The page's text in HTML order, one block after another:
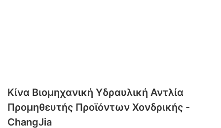
Κίνα Βιομηχανική Υδραυλική Αντλία
Προμηθευτής Προϊόντων Χονδρικής -
ChangJia